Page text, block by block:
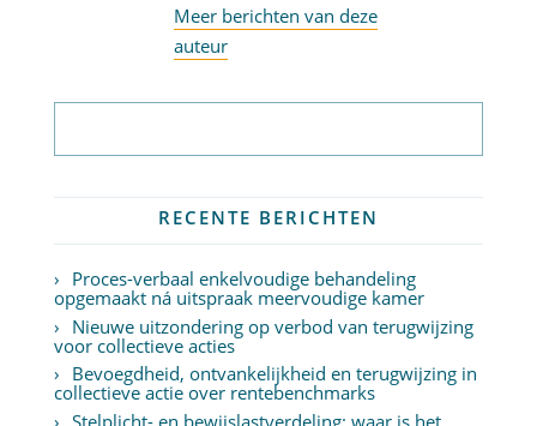
Meer berichten van deze
auteur
RECENTE BERICHTEN
Proces-verbaal enkelvoudige behandeling
opgemaakt ná uitspraak meervoudige kamer
Nieuwe uitzondering op verbod van terugwijzing
voor collectieve acties
Bevoegdheid, ontvankelijkheid en terugwijzing in
collectieve actie over rentebenchmarks
Stelplicht- en bewijslastverdeling: waar is het